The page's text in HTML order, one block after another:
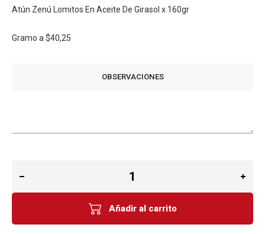
Atún Zenú Lomitos En Aceite De Girasol x 160gr
Gramo a $40,25
OBSERVACIONES
Añadir al carrito